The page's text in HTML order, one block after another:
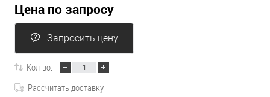
Цена по запросу
Запросить цену
Кол-во:
Рассчитать доставку